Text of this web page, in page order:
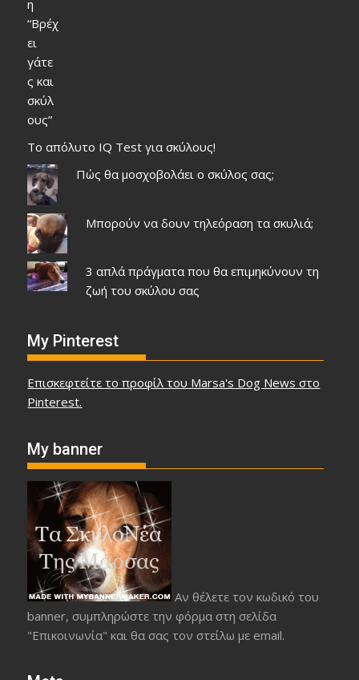
Το απόλυτο IQ Test για σκύλους!
Πώς θα μοσχοβολάει ο σκύλος σας;
Μπορούν να δουν τηλεόραση τα σκυλιά;
3 απλά πράγματα που θα επιμηκύνουν τη
ζωή του σκύλου σας
My Pinterest
Επισκεφτείτε το προφίλ του Marsa's Dog News στο
Pinterest.
My banner
Αν θέλετε τον κωδικό του
banner, συμπληρώστε την φόρμα στη σελίδα
"Επικοινωνία" και θα σας τον στείλω με email.